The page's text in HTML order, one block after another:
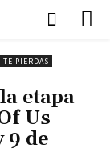
TE PIERDAS
etapa
Us
9 de